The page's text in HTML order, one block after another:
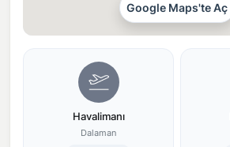
Google Maps'te Aç
Havalimanı
Dalaman